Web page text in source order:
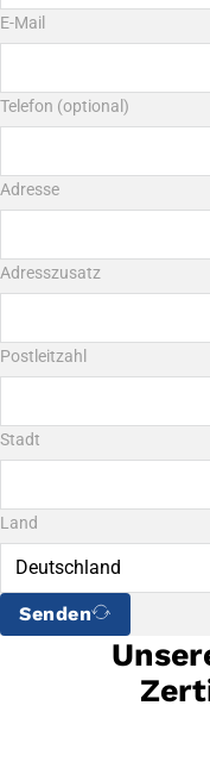
E-Mail
Telefon (optional)
Adresse
Adresszusatz
Postleitzahl
Stadt
Land
Senden